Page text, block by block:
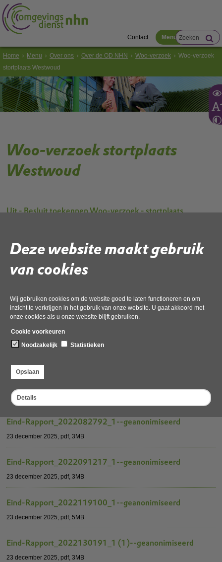
Deze website maakt gebruik
van cookies
Wij gebruiken cookies om de website goed te laten functioneren en om
inzicht te verkrijgen in het gebruik van onze website. U gaat akkoord met
onze cookies als u onze website blijft gebruiken.
Cookie voorkeuren
Noodzakelijk
Statistieken
Opslaan
Details
Contact Menu
Home Menu Over ons Over de OD NHN Woo-verzoek
Woo-verzoek
stortplaats Westwoud
Woo-verzoek stortplaats
Westwoud
Uit - Besluit toekennen Woo-verzoek - stortplaats
Eind-Rapport_2022057219_1--geanonimiseerd
23 december 2025,pdf, 4MB
Eind-Rapport_2022062669_1--geanonimiseerd
23 december 2025, pdf, 3MB
Eind-Rapport_2022068596_1--geanonimiseerd
Eind-Rapport_2022068603_1--geanonimiseerd
23 december 2025,
Eind-Rapport_2022082792_1--geanonimiseerd
23 december 2025, pdf, 3MB
Eind-Rapport_2022091217_1--geanonimiseerd
23 december 2025, pdf, 3MB
Eind-Rapport_2022119100_1--geanonimiseerd
23 december 2025, pdf, 5MB
Eind-Rapport_2022130191_1 (1)--geanonimiseerd
23 december 2025, pdf, 3MB